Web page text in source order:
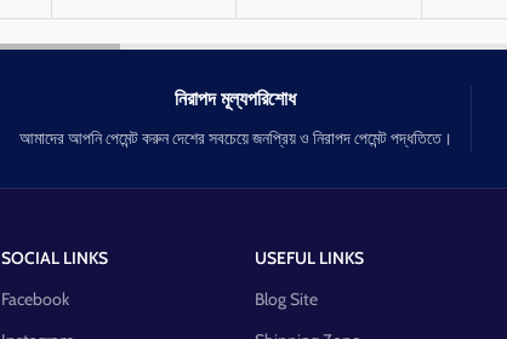
নিরাপদ মূল্যপরিশোধ
আমাদের আপনি পেমেন্ট করুন দেশের সবচেয়ে জনপ্রিয় ও নিরাপদ পেমেন্ট পদ্ধতিতে।
SOCIAL LINKS
Facebook
USEFUL LINKS
Blog Site